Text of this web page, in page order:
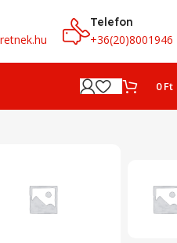
Telefon
+36(20)8001946
0Ft